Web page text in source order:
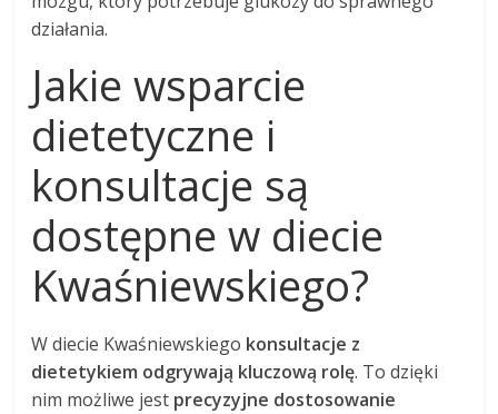
działania.
Jakie wsparcie
dietetyczne i
konsultacje są
dostępne w diecie
Kwaśniewskiego?
W diecie Kwaśniewskiego konsultacje z
dietetykiem odgrywają kluczową rolę. To dzięki
nim możliwe jest precyzyjne dostosowanie